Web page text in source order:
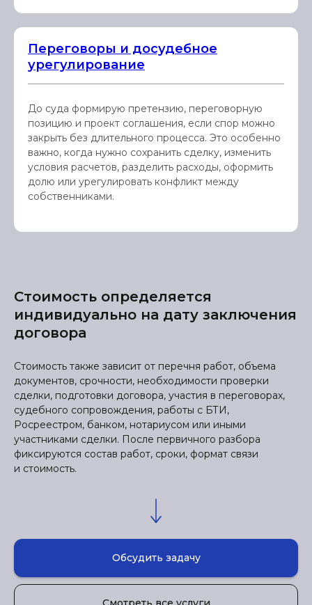
Переговоры и досудебное
урегулирование
До суда формирую претензию, переговорную
позицию и проект соглашения, если спор можно
закрыть без длительного процесса. Это особенно
важно, когда нужно сохранить сделку, изменить
условия расчетов, разделить расходы, оформить
долю или урегулировать конфликт между
собственниками.
Стоимость определяется
индивидуально на дату заключения
договора
Стоимость также зависит от перечня работ, объема
документов, срочности, необходимости проверки
сделки, подготовки договора, участия в переговорах,
судебного сопровождения, работы с БТИ,
Росреестром, банком, нотариусом или иными
участниками сделки. После первичного разбора
фиксируются состав работ, сроки, формат связи
и стоимость.
Обсудить задачу